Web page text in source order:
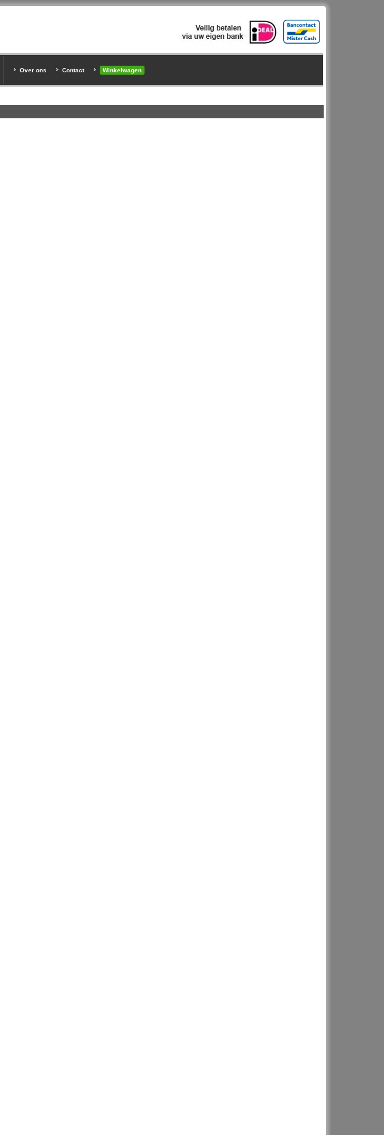
Over ons
Contact Winkelwagen